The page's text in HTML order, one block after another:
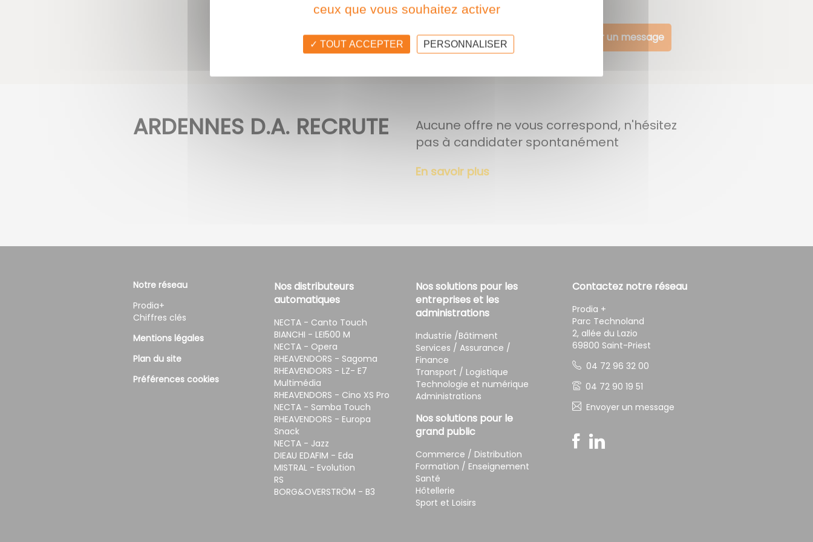
Envoyer un message
ARDENNES D.A. RECRUTE
Aucune offre ne vous correspond, n'hésitez
pas à candidater spontanément
En savoir plus
Notre réseau
Prodia+
Chiffres clés
Mentions légales
Plan du site
Préférences cookies
Nos distributeurs
automatiques
NECTA - Canto Touch
BIANCHI - LEI500 M
NECTA - Opera
RHEAVENDORS - Sagoma
RHEAVENDORS - LZ- E7
Multimédia
RHEAVENDORS - Cino XS Pro
NECTA - Samba Touch
RHEAVENDORS - Europa
Snack
NECTA - Jazz
DIEAU EDAFIM - Eda
MISTRAL - Evolution
RS
BORG&OVERSTRÖM - B3
Nos solutions pour les
entreprises et les
administrations
Industrie /Bâtiment
Services / Assurance /
Finance
Transport / Logistique
Technologie et numérique
Administrations
Nos solutions pour le
grand public
Commerce / Distribution
Formation / Enseignement
Santé
Hôtellerie
Sport et Loisirs
Contactez notre réseau
Prodia +
Parc Technoland
2, allée du Lazio
69800 Saint-Priest
04 72 96 32 00
04 72 90 19 51
Envoyer un message
ceux que vous souhaitez activer
TOUT ACCEPTER PERSONNALISER